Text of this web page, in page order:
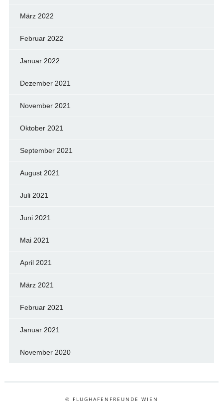
März 2022
Februar 2022
Januar 2022
Dezember 2021
November 2021
Oktober 2021
September 2021
August 2021
Juli 2021
Juni 2021
Mai 2021
April 2021
März 2021
Februar 2021
Januar 2021
November 2020
© FLUGHAFENFREUNDE WIEN